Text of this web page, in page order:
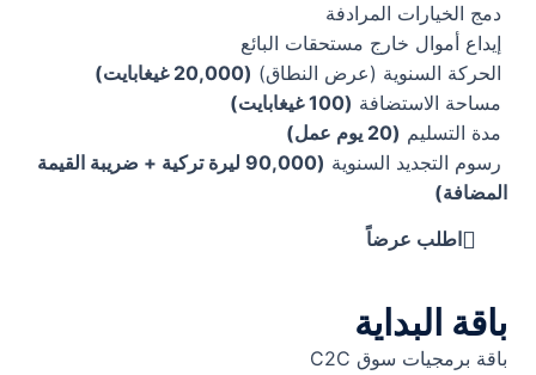
دمج الخيارات المرادفة
إيداع أموال خارج مستحقات البائع
الحركة السنوية (عرض النطاق) (20,000 غيغابايت)
مساحة الاستضافة (100 غيغابايت)
مدة التسليم (20 يوم عمل)
رسوم التجديد السنوية
(90,000 ليرة تركية + ضريبة القيمة
المضافة)
اطلب عرضاً
باقة البداية
باقة برمجيات سوق C2C